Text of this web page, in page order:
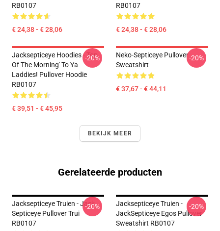
RB0107
€ 24,38 - € 28,06
RB0107
€ 24,38 - € 28,06
Jacksepticeye Hoodies - Top
Of The Morning' To Ya
Laddies! Pullover Hoodie
RB0107
€ 39,51 - € 45,95
-20%
Neko-Septiceye Pullover
Sweatshirt
€ 37,67 - € 44,11
-20%
BEKIJK MEER
Gerelateerde producten
Jacksepticeye Truien - Jack
Septiceye Pullover Trui
RB0107
-20%
Jacksepticeye Truien -
JackSepticeye Egos Pullover
Sweatshirt RB0107
-20%